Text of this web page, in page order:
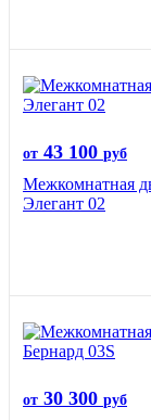
от 43 100 руб
Межкомнатная
Элегант 02
от 30 300 руб